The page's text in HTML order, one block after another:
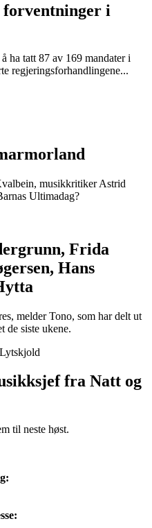
forventninger i
ha tatt 87 av 169 mandater i
regjeringsforhandlingene...
musikkritiker Astrid
Ultimadag?
Frida
Hans
melder Tono, som har delt ut
de siste ukene.
fra Natt og
til neste høst.